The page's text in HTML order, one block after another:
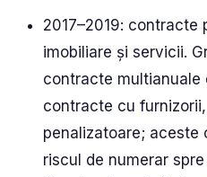
2017–2019: contracte
imobiliare și servicii.
contracte multianuale
contracte cu
penalizatoare;
riscul de numerar